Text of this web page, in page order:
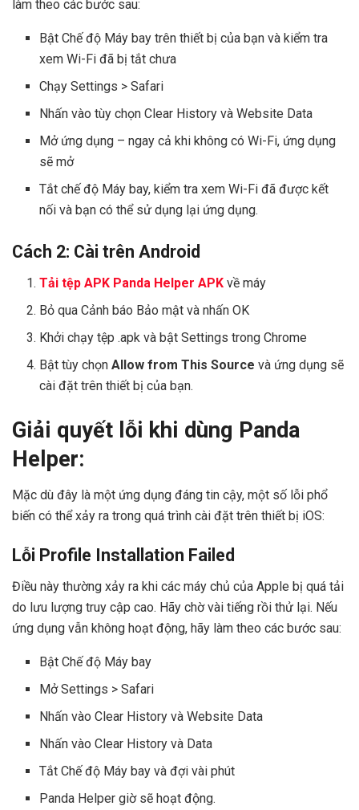
làm theo các bước sau:
Bật Chế độ Máy bay trên thiết bị của bạn và kiểm tra
xem Wi-Fi đã bị tắt chưa
Chạy Settings > Safari
Nhấn vào tùy chọn Clear History và Website Data
Mở ứng dụng – ngay cả khi không có Wi-Fi, ứng dụng
sẽ mở
Tắt chế độ Máy bay, kiểm tra xem Wi-Fi đã được kết
nối và bạn có thể sử dụng lại ứng dụng.
Cách 2: Cài trên Android
Tải tệp APK Panda Helper APK về máy
Bỏ qua Cảnh báo Bảo mật và nhấn OK
Khởi chạy tệp .apk và bật Settings trong Chrome
Bật tùy chọnAllow from This Source và ứng dụng sẽ
cài đặt trên thiết bị của bạn.
Giải quyết lỗi khi dùng Panda
Helper:
Mặc dù đây là một ứng dụng đáng tin cậy, một số lỗi phổ
biến có thể xảy ra trong quá trình cài đặt trên thiết bị iOS:
Lỗi Profile Installation Failed
Điều này thường xảy ra khi các máy chủ của Apple bị quá tải
do lưu lượng truy cập cao. Hãy chờ vài tiếng rồi thử lại. Nếu
ứng dụng vẫn không hoạt động, hãy làm theo các bước sau:
Bật Chế độ Máy bay
Mở Settings > Safari
Nhấn vào Clear History và Website Data
Nhấn vào Clear History và Data
Tắt Chế độ Máy bay và đợi vài phút
Panda Helper giờ sẽ hoạt động.